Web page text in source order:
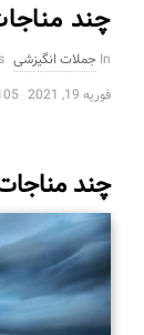
چند
In جملات انگیزشی
فوریه 19, 2021
Views
چند